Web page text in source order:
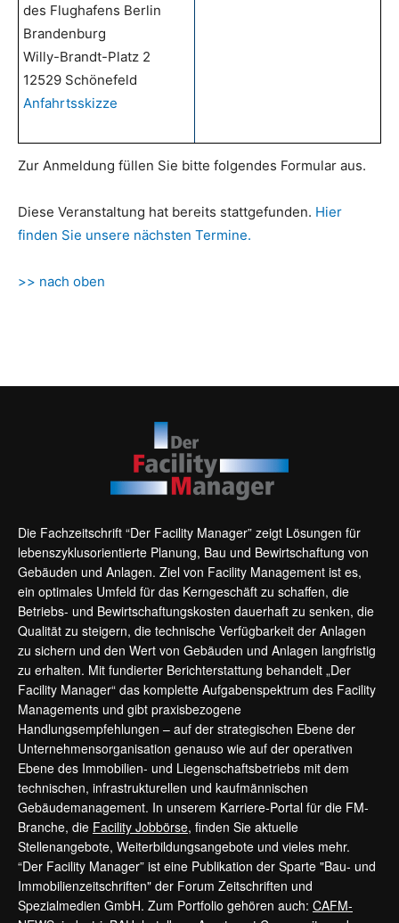
des Flughafens Berlin
Brandenburg
Willy-Brandt-Platz 2
12529 Schönefeld
Anfahrtsskizze
Zur Anmeldung füllen Sie bitte folgendes Formular aus.
Diese Veranstaltung hat bereits stattgefunden. Hier
finden Sie unsere nächsten Termine.
>> nach oben
Die Fachzeitschrift “Der Facility Manager” zeigt Lösungen für
lebenszyklusorientierte Planung, Bau und Bewirtschaftung von
Gebäuden und Anlagen. Ziel von Facility Management ist es,
ein optimales Umfeld für das Kerngeschäft zu schaffen, die
Betriebs- und Bewirtschaftungskosten dauerhaft zu senken, die
Qualität zu steigern, die technische Verfügbarkeit der Anlagen
zu sichern und den Wert von Gebäuden und Anlagen langfristig
zu erhalten. Mit fundierter Berichterstattung behandelt „Der
Facility Manager“ das komplette Aufgabenspektrum des Facility
Managements und gibt praxisbezogene
Handlungsempfehlungen – auf der strategischen Ebene der
Unternehmensorganisation genauso wie auf der operativen
Ebene des Immobilien- und Liegenschaftsbetriebs mit dem
technischen, infrastrukturellen und kaufmännischen
Gebäudemanagement. In unserem Karriere-Portal für die FM-
Branche, die Facility Jobbörse, finden Sie aktuelle
Stellenangebote, Weiterbildungsangebote und vieles mehr.
“Der Facility Manager” ist eine Publikation der Sparte "Bau- und
Immobilienzeitschriften" der Forum Zeitschriften und
Spezialmedien GmbH. Zum Portfolio gehören auch: CAFM-